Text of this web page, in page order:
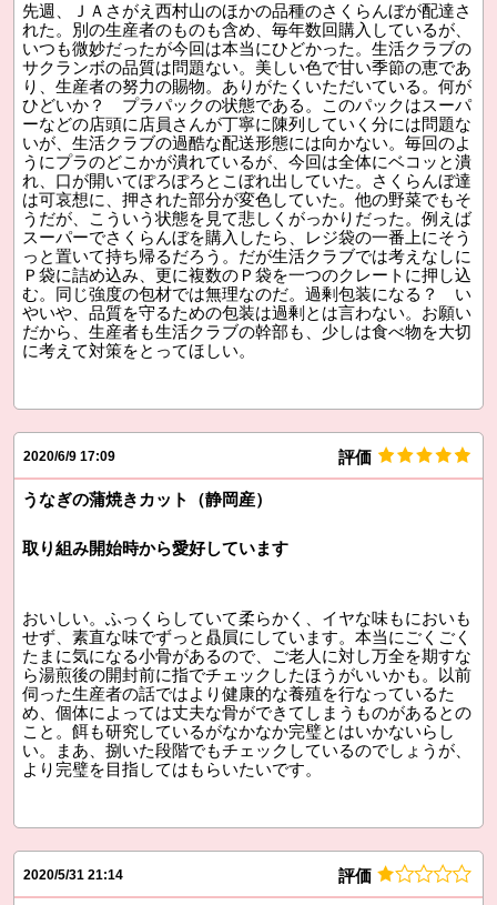
先週、ＪＡさがえ西村山のほかの品種のさくらんぼが配達さ
れた。別の生産者のものも含め、毎年数回購入しているが、
いつも微妙だったが今回は本当にひどかった。生活クラブの
サクランボの品質は問題ない。美しい色で甘い季節の恵であ
り、生産者の努力の賜物。ありがたくいただいている。何が
ひどいか？ プラパックの状態である。このパックはスーパ
ーなどの店頭に店員さんが丁寧に陳列していく分には問題な
いが、生活クラブの過酷な配送形態には向かない。毎回のよ
うにプラのどこかが潰れているが、今回は全体にベコッと潰
れ、口が開いてぽろぽろとこぼれ出していた。さくらんぼ達
は可哀想に、押された部分が変色していた。他の野菜でもそ
うだが、こういう状態を見て悲しくがっかりだった。例えば
スーパーでさくらんぼを購入したら、レジ袋の一番上にそう
っと置いて持ち帰るだろう。だが生活クラブでは考えなしに
Ｐ袋に詰め込み、更に複数のＰ袋を一つのクレートに押し込
む。同じ強度の包材では無理なのだ。過剰包装になる？ い
やいや、品質を守るための包装は過剰とは言わない。お願い
だから、生産者も生活クラブの幹部も、少しは食べ物を大切
に考えて対策をとってほしい。
2020/6/9 17:09 評価
うなぎの蒲焼きカット（静岡産）
取り組み開始時から愛好しています
おいしい。ふっくらしていて柔らかく、イヤな味もにおいも
せず、素直な味でずっと贔屓にしています。本当にごくごく
たまに気になる小骨があるので、ご老人に対し万全を期すな
ら湯煎後の開封前に指でチェックしたほうがいいかも。以前
伺った生産者の話ではより健康的な養殖を行なっているた
め、個体によっては丈夫な骨ができてしまうものがあるとの
こと。餌も研究しているがなかなか完璧とはいかないらし
い。まあ、捌いた段階でもチェックしているのでしょうが、
より完璧を目指してはもらいたいです。
2020/5/31 21:14 評価